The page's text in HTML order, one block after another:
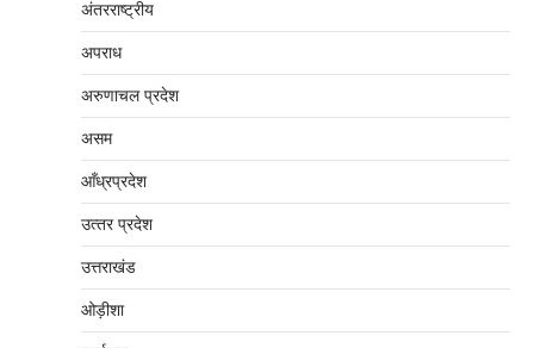
अंतरराष्‍ट्रीय
अपराध
अरुणाचल प्रदेश
असम
आँध्रप्रदेश
उत्‍तर प्रदेश
उत्तराखंड
ओड़ीशा